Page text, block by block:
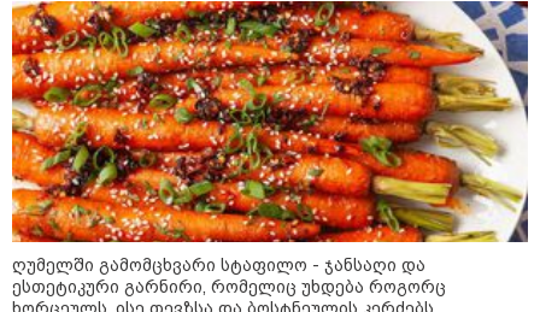
"უნდა დაგვხვრიტოთ? - არა,
თქვენი დახვრეტა რაში გვაწყობს,
გუდაუთაში ქართველ ტყვეებში
უნდა გადაგცვალოთ..."
როდის დაიწყო რეალურად
საქართველო-რუსეთის ომი და
მთავარი შეცდომა, რომელიც
საბედისწერო გამოდგა
ღუმელში გამომცხვარი სტაფილო - ჯანსაღი და
ესთეტიკური გარნირი, რომელიც უხდება როგორც